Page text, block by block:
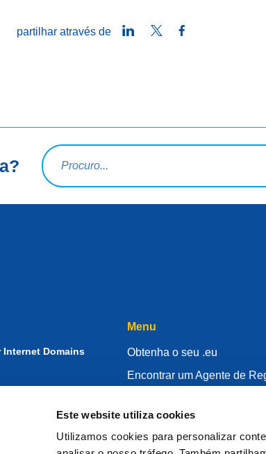
Este website utiliza cookies
Utilizamos cookies para personalizar
partilhar através de LinkedInTwitter
Termo a pesquisar
Internet Domains
Menu
Obtenha o seu .eu
Encontrar um Agente de
Centro de Conhecimento
Sobre a EURid